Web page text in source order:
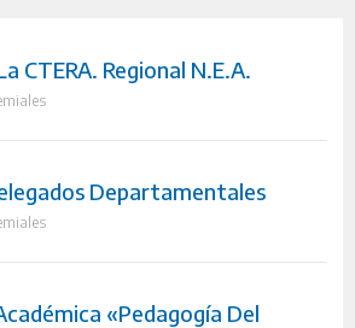
CTERA. Regional N.E.A.
Departamentales
«Pedagogía Del